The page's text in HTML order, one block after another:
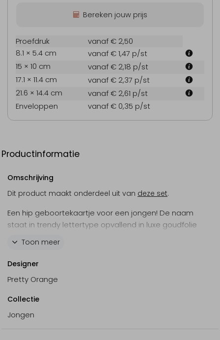
Bereken jouw prijs
Proefdruk
vanaf € 2,50
8.1 × 5.4 cm
vanaf € 1,47 p/st
15 × 10 cm
vanaf € 2,18 p/st
17.1 × 11.4 cm
vanaf € 2,37 p/st
21.6 × 14.4 cm
vanaf € 2,61 p/st
Enveloppen
vanaf € 0,35 p/st
Productinformatie
Omschrijving
Dit product maakt onderdeel uit van deze set.
Een hip geboortekaartje voor een jongen! De naam
staat in trendy lettertype opvallend in luxe goudfolie
teksten en combineer het met een bijpassende
enveloppe!
Toon meer
Designer
Pretty Orange
Collectie
Jongen